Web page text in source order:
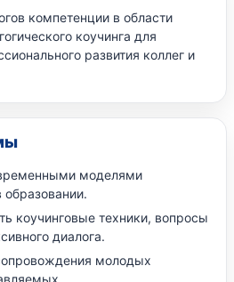
компетенции в области
коучинга для
развития коллег и
моделями
образовании.
коучинговые техники, вопросы
диалога.
молодых